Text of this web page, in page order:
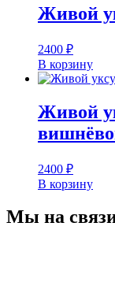
Живой
2400 ₽
В корзину
Живой
2400 ₽
В корзину
Мы на